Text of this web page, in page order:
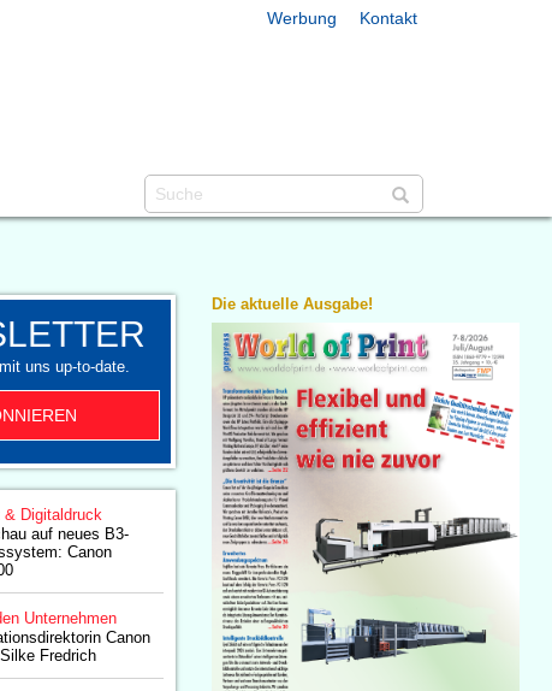
Werbung Kontakt
uns up-to-date.
& Digitaldruck
auf neues B3-
Canon
Unternehmen
Canon
Fredrich
Die aktuelle Ausgabe!